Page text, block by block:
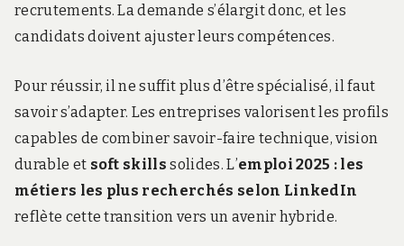
recrutements. La demande s’élargit donc, et les
candidats doivent ajuster leurs compétences.
Pour réussir, il ne suffit plus d’être spécialisé, il faut
savoir s’adapter. Les entreprises valorisent les profils
capables de combiner savoir-faire technique, vision
durable et soft skills solides. L’emploi 2025 : les
métiers les plus recherchés selon LinkedIn
reflète cette transition vers un avenir hybride.